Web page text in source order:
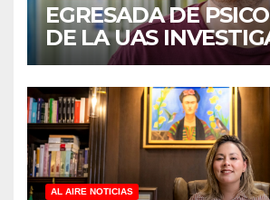
EGRESADA DE
DE LA UAS
ANTICIPADO Y
EN CUIDADORES DE
ADULTOS MAYORES
AL AIRE NOTICIAS